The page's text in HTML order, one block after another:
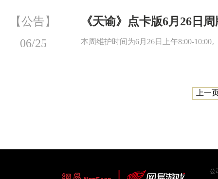
【公告】
06/25
《天谕》点卡版6月26日
本周维护时间为6月26日上午8:00-10:00
上一
公